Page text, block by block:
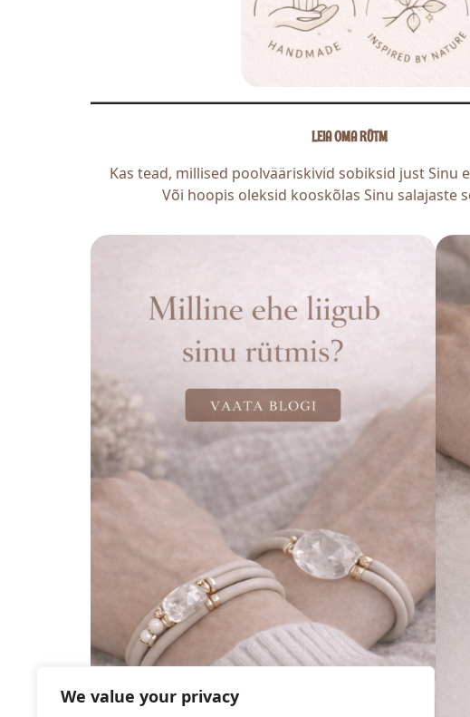
We value your privacy
LEIA OMA RÜTM
Kas tead, millised poolvääriskivid sobiksid just Sinu
Või hoopis oleksid kooskõlas Sinu salajaste